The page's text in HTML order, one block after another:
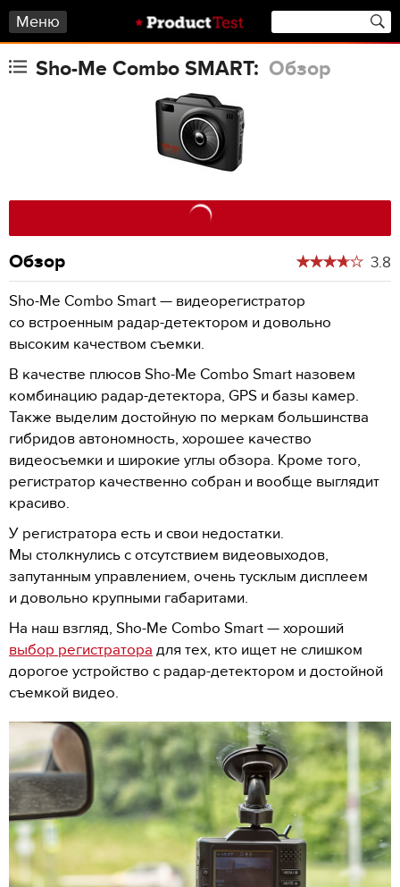
Меню
Sho-Me Combo SMART: Обзор
Обзор 3.8
Sho-Me Combo Smart — видеорегистратор
со встроенным радар-детектором и довольно
высоким качеством съемки.
В качестве плюсов Sho-Me Combo Smart назовем
комбинацию радар-детектора, GPS и базы камер.
Также выделим достойную по меркам большинства
гибридов автономность, хорошее качество
видеосъемки и широкие углы обзора. Кроме того,
регистратор качественно собран и вообще выглядит
красиво.
У регистратора есть и свои недостатки.
Мы столкнулись с отсутствием видеовыходов,
запутанным управлением, очень тусклым дисплеем
и довольно крупными габаритами.
На наш взгляд, Sho-Me Combo Smart — хороший
выбор регистратора для тех, кто ищет не слишком
дорогое устройство с радар-детектором и достойной
съемкой видео.